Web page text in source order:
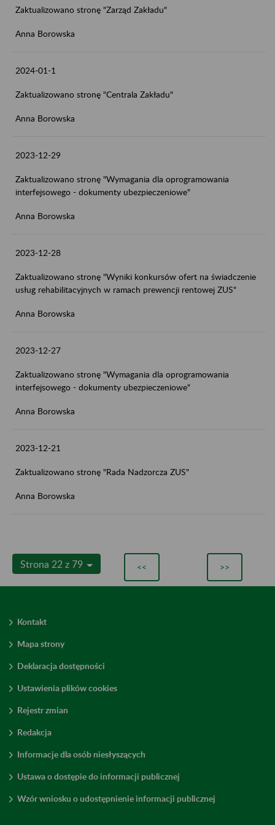
Zaktualizowano stronę "Zarząd Zakładu"
Anna Borowska
2024-01-1
Zaktualizowano stronę "Centrala Zakładu"
Anna Borowska
2023-12-29
Zaktualizowano stronę "Wymagania dla oprogramowania
interfejsowego - dokumenty ubezpieczeniowe"
Anna Borowska
2023-12-28
Zaktualizowano stronę "Wyniki konkursów ofert na świadczenie
usług rehabilitacyjnych w ramach prewencji rentowej ZUS"
Anna Borowska
2023-12-27
Zaktualizowano stronę "Wymagania dla oprogramowania
interfejsowego - dokumenty ubezpieczeniowe"
Anna Borowska
2023-12-21
Zaktualizowano stronę "Rada Nadzorcza ZUS"
Anna Borowska
Strona 22 z 79 << >>
Kontakt
Mapa strony
Deklaracja dostępności
Ustawienia plików cookies
Rejestr zmian
Redakcja
Informacje dla osób niesłyszących
Ustawa o dostępie do informacji publicznej
Wzór wniosku o udostępnienie informacji publicznej